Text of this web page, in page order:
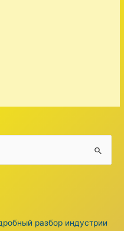
разбор индустрии